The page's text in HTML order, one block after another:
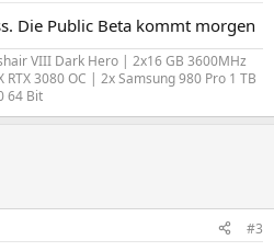
Die Public Beta kommt morgen
VIII Dark Hero | 2x16 GB 3600MHz
RTX 3080 OC | 2x Samsung 980 Pro 1 TB
64 Bit
#3